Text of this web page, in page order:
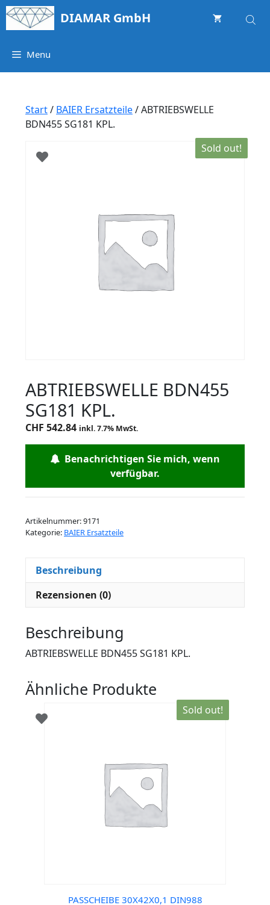
Springe
zum
DIAMAR GmbH
Menu
Start/ BAIER Ersatzteile/ ABTRIEBSWELLE
BDN455 SG181 KPL.
Sold out!
ABTRIEBSWELLE BDN455
SG181 KPL.
CHF 542.84 inkl. 7.7% MwSt.
Benachrichtigen Sie mich, wenn
verfügbar.
Artikelnummer:9171
Kategorie: BAIER Ersatzteile
Beschreibung
Rezensionen (0)
Beschreibung
ABTRIEBSWELLE BDN455 SG181 KPL.
Ähnliche Produkte
Sold out!
PASSCHEIBE 30X42X0,1 DIN988